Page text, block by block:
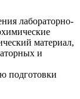
лабораторно-
материал,
и
подготовки